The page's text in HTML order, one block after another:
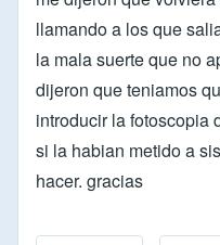
llamando a los que
la mala suerte que no
dijeron que teniamos
introducir la fotoscopia
si la habian metido a
hacer. gracias